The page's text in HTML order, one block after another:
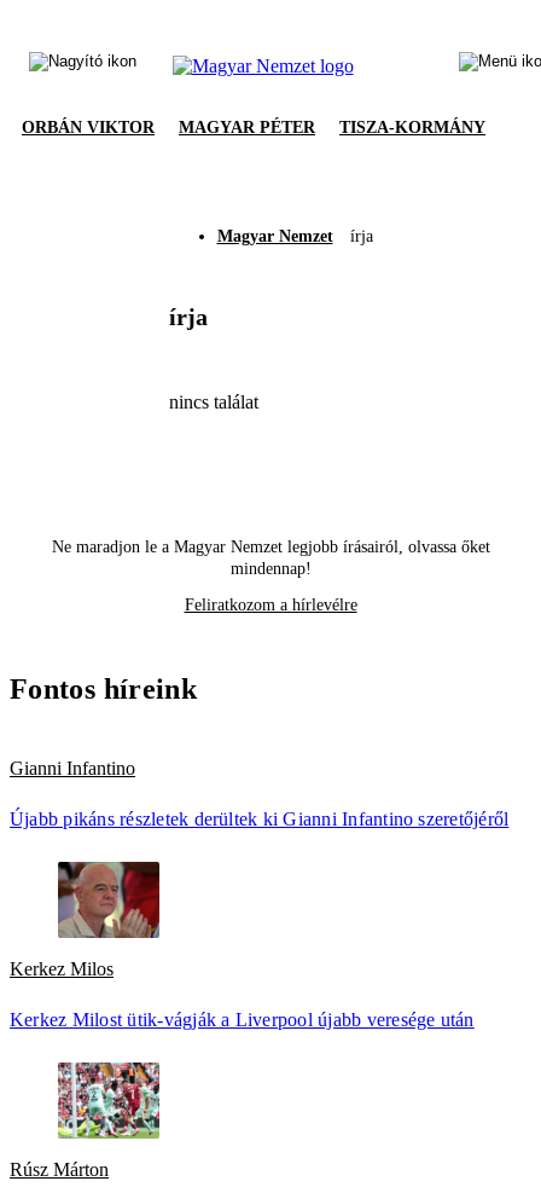
ORBÁN VIKTOR MAGYAR PÉTER TISZA-KORMÁNY
Magyar Nemzet írja
írja
nincs találat
Ne maradjon le a Magyar Nemzet legjobb írásairól, olvassa őket
mindennap!
Feliratkozom a hírlevélre
Fontos híreink
Gianni Infantino
Újabb pikáns részletek derültek ki Gianni Infantino szeretőjéről
Kerkez Milos
Kerkez Milost ütik-vágják a Liverpool újabb veresége után
Rúsz Márton